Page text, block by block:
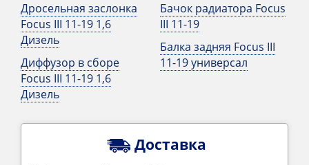
Дросельная заслонка
Focus III 11-19 1,6
Дизель
Диффузор в сборе
Focus III 11-19 1,6
Дизель
Бачок радиатора Focus
III 11-19
Балка задняя Focus III
11-19 универсал
Доставка